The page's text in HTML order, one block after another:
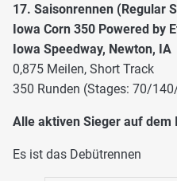
17. Saisonrennen (Regular
Iowa Corn 350 Powered by
Iowa Speedway, Newton, IA
0,875 Meilen, Short Track
350 Runden (Stages: 70/
Alle aktiven Sieger auf dem
Es ist das Debütrennen